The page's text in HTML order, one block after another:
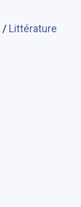
/ Littérature